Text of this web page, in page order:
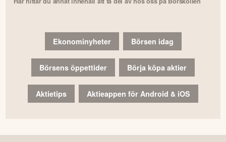
Ekonominyheter Börsen idag
Börsens öppettider Börja köpa aktier
Aktietips Aktieappen för Android & iOS